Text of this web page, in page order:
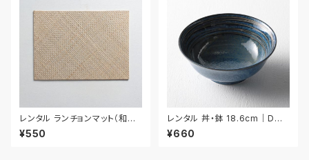
レンタル ランチョンマット（和風）
42.5cm｜MAW023
¥550
レンタル 丼・鉢 18.6cm｜DON
018
¥660